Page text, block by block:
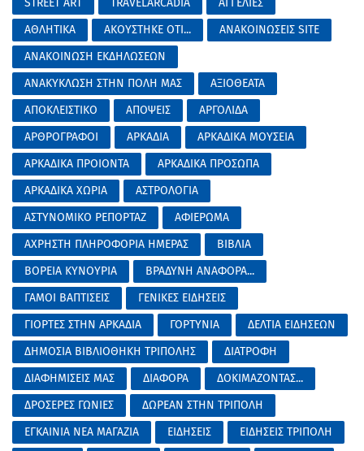
STREET ART
TRAVELARCADIA
ΑΓΓΕΛΙΕΣ
ΑΘΛΗΤΙΚΑ
ΑΚΟΥΣΤΗΚΕ ΟΤΙ...
ΑΝΑΚΟΙΝΩΣΕΙΣ SITE
ΑΝΑΚΟΙΝΩΣΗ ΕΚΔΗΛΩΣΕΩΝ
ΑΝΑΚΥΚΛΩΣΗ ΣΤΗΝ ΠΟΛΗ ΜΑΣ
ΑΞΙΟΘΕΑΤΑ
ΑΠΟΚΛΕΙΣΤΙΚΟ
ΑΠΟΨΕΙΣ
ΑΡΓΟΛΙΔΑ
ΑΡΘΡΟΓΡΑΦΟΙ
ΑΡΚΑΔΙΑ
ΑΡΚΑΔΙΚΑ ΜΟΥΣΕΙΑ
ΑΡΚΑΔΙΚΑ ΠΡΟΙΟΝΤΑ
ΑΡΚΑΔΙΚΑ ΠΡΟΣΩΠΑ
ΑΡΚΑΔΙΚΑ ΧΩΡΙΑ
ΑΣΤΡΟΛΟΓΙΑ
ΑΣΤΥΝΟΜΙΚΟ ΡΕΠΟΡΤΑΖ
ΑΦΙΕΡΩΜΑ
ΑΧΡΗΣΤΗ ΠΛΗΡΟΦΟΡΙΑ ΗΜΕΡΑΣ
ΒΙΒΛΙΑ
ΒΟΡΕΙΑ ΚΥΝΟΥΡΙΑ
ΒΡΑΔΥΝΗ ΑΝΑΦΟΡΑ...
ΓΑΜΟΙ ΒΑΠΤΙΣΕΙΣ
ΓΕΝΙΚΕΣ ΕΙΔΗΣΕΙΣ
ΓΙΟΡΤΕΣ ΣΤΗΝ ΑΡΚΑΔΙΑ
ΓΟΡΤΥΝΙΑ
ΔΕΛΤΙΑ ΕΙΔΗΣΕΩΝ
ΔΗΜΟΣΙΑ ΒΙΒΛΙΟΘΗΚΗ ΤΡΙΠΟΛΗΣ
ΔΙΑΤΡΟΦΗ
ΔΙΑΦΗΜΙΣΕΙΣ ΜΑΣ
ΔΙΑΦΟΡΑ
ΔΟΚΙΜΑΖΟΝΤΑΣ...
ΔΡΟΣΕΡΕΣ ΓΩΝΙΕΣ
ΔΩΡΕΑΝ ΣΤΗΝ ΤΡΙΠΟΛΗ
ΕΓΚΑΙΝΙΑ ΝΕΑ ΜΑΓΑΖΙΑ
ΕΙΔΗΣΕΙΣ
ΕΙΔΗΣΕΙΣ ΤΡΙΠΟΛΗ